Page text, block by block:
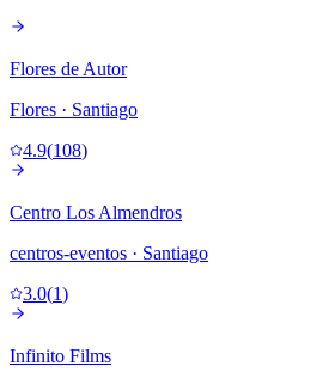
Flores de Autor
Flores · Santiago
4.9(108)
Centro Los Almendros
centros-eventos · Santiago
3.0(1)
Infinito Films